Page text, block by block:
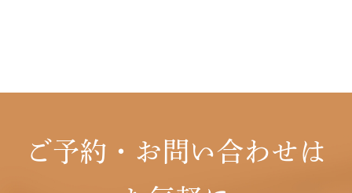
ご予約・お問い合わせは